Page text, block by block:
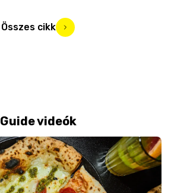
Összes cikk
Guide videók